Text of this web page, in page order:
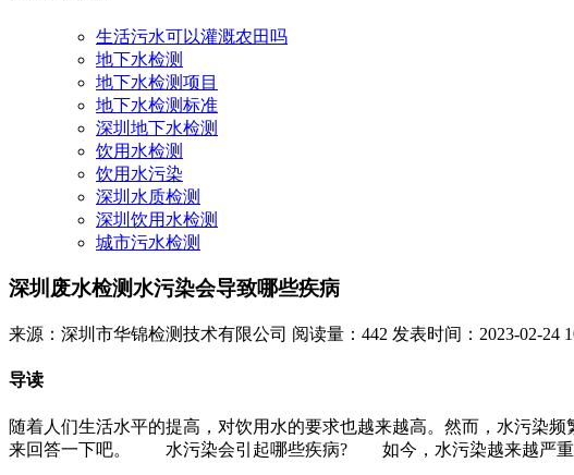
生活污水可以灌溉农田吗
地下水检测
地下水检测项目
地下水检测标准
深圳地下水检测
饮用水检测
饮用水污染
深圳水质检测
深圳饮用水检测
城市污水检测
深圳废水检测水污染会导致哪些疾病
来源：深圳市华锦检测技术有限公司 阅读量：442 发表时间：2023-02-24
导读
随着人们生活水平的提高，对饮用水的要求也越来越高。然而，水污染
来回答一下吧。 水污染会引起哪些疾病? 如今，水污染越来越严重